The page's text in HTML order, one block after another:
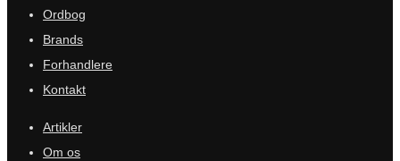
Ordbog
Brands
Forhandlere
Kontakt
Artikler
Om os